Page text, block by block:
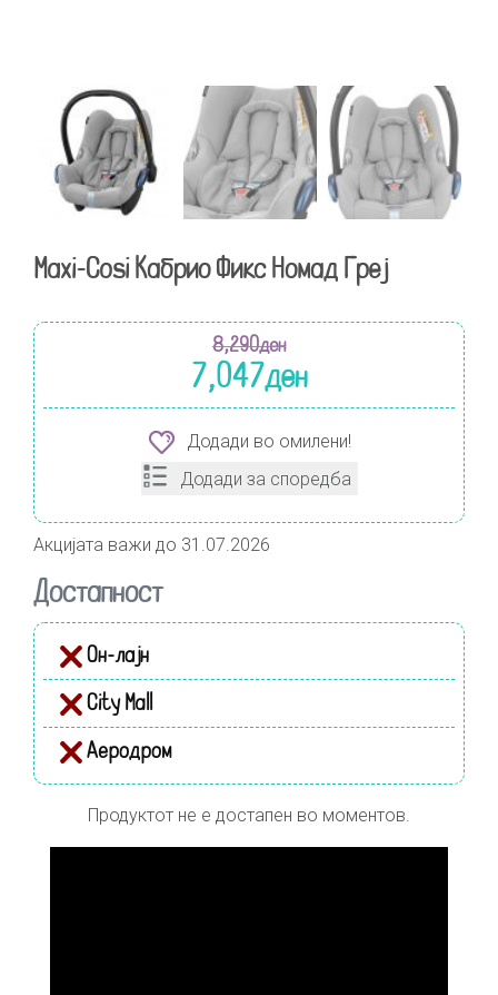
Maxi-Cosi Кабрио Фикс Номад Греј
8,290ден
7,047ден
Додади во омилени!
Додади за споредба
Акцијата важи до 31.07.2026
Достапност
Он-лајн
City Mall
Аеродром
Продуктот не е достапен во моментов.